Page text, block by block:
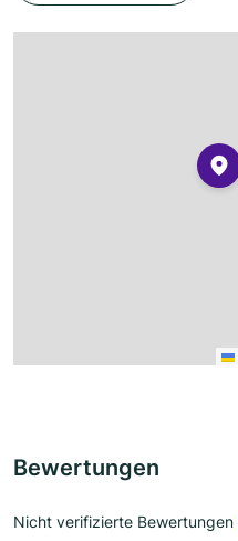
Bewertungen
Nicht verifizierte Bewertungen